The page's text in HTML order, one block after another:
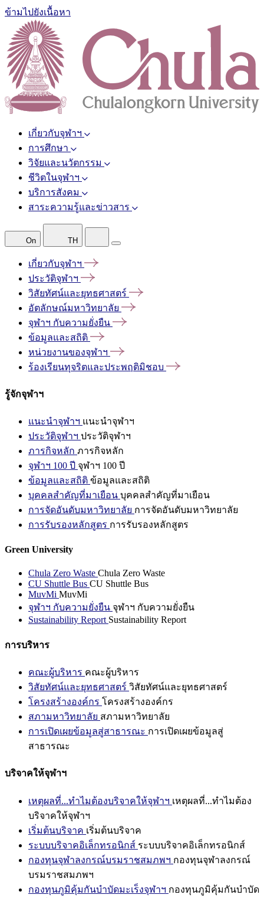
ข้ามไปยังเนื้อหา
เกี่ยวกับจุฬาฯ
การศึกษา
วิจัยและนวัตกรรม
ชีวิตในจุฬาฯ
บริการสังคม
สาระความรู้และข่าวสาร
On TH
เกี่ยวกับจุฬาฯ
ประวัติจุฬาฯ
วิสัยทัศน์และยุทธศาสตร์
อัตลักษณ์มหาวิทยาลัย
จุฬาฯ กับความยั่งยืน
ข้อมูลและสถิติ
หน่วยงานของจุฬาฯ
ร้องเรียนทุจริตและประพฤติมิชอบ
รู้จักจุฬาฯ
แนะนำจุฬาฯ แนะนำจุฬาฯ
ประวัติจุฬาฯ ประวัติจุฬาฯ
ภารกิจหลัก ภารกิจหลัก
จุฬาฯ 100 ปี จุฬาฯ 100 ปี
ข้อมูลและสถิติ ข้อมูลและสถิติ
บุคคลสำคัญที่มาเยือน บุคคลสำคัญที่มาเยือน
การจัดอันดับมหาวิทยาลัย การจัดอันดับมหาวิทยาลัย
การรับรองหลักสูตร การรับรองหลักสูตร
Green University
Chula Zero Waste Chula Zero Waste
CU Shuttle Bus CU Shuttle Bus
MuvMi MuvMi
จุฬาฯ กับความยั่งยืน จุฬาฯ กับความยั่งยืน
Sustainability Report Sustainability Report
การบริหาร
คณะผู้บริหาร คณะผู้บริหาร
วิสัยทัศน์และยุทธศาสตร์ วิสัยทัศน์และยุทธศาสตร์
โครงสร้างองค์กร โครงสร้างองค์กร
สภามหาวิทยาลัย สภามหาวิทยาลัย
การเปิดเผยข้อมูลสู่สาธารณะ การเปิดเผยข้อมูลสู่
สาธารณะ
บริจาคให้จุฬาฯ
เหตุผลที่...ทำไมต้องบริจาคให้จุฬาฯ เหตุผลที่...ทำไมต้อง
บริจาคให้จุฬาฯ
เริ่มต้นบริจาค เริ่มต้นบริจาค
ระบบบริจาคอิเล็กทรอนิกส์ ระบบบริจาคอิเล็กทรอนิกส์
กองทุนจุฬาลงกรณ์บรมราชสมภพฯ กองทุนจุฬาลงกรณ์
บรมราชสมภพฯ
กองทุนภูมิคุ้มกันบำบัดมะเร็งจุฬาฯ กองทุนภูมิคุ้มกันบำบัด